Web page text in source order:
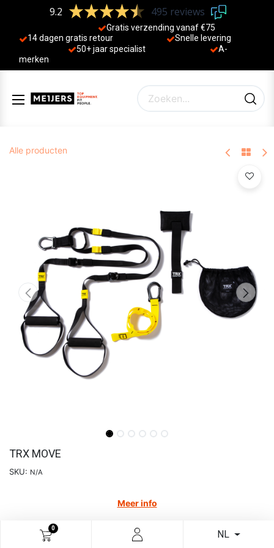
0
NL
9.2 495 reviews
Gratis verzending vanaf €75
14 dagen gratis retour
Sne lle levering
50+ jaar specialist
A-
merken
Alle producten
TRX MOVE
SKU: N/A
Meer info
124,38